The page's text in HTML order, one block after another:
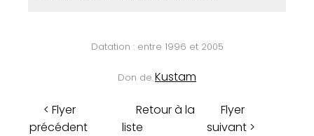
Datation : entre 1996 et 2005
Don de Kustam
< Flyer
précédent
Retour à la
liste
Flyer
suivant >